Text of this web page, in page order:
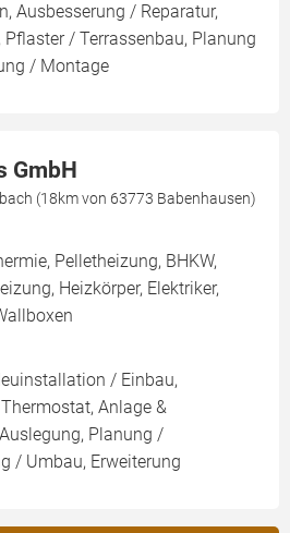
Ausbesserung / Reparatur,
/ Terrassenbau, Planung
/ Montage
GmbH
(18km von 63773 Babenhausen)
Pelletheizung, BHKW,
Heizkörper, Elektriker,
/ Einbau,
Anlage &
Planung /
/ Umbau, Erweiterung